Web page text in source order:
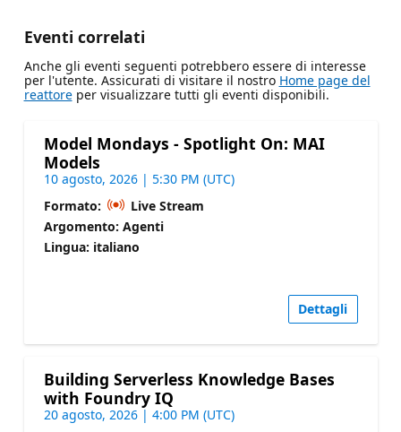
Eventi correlati
Anche gli eventi seguenti potrebbero essere di interesse
per l'utente. Assicurati di visitare il nostro Home page del
reattoreper visualizzare tutti gli eventi disponibili.
Model Mondays - Spotlight On: MAI
Models
10 agosto, 2026 | 5:30 PM (UTC)
Formato:
Live Stream
Argomento: Agenti
Lingua: italiano
Dettagli
Building Serverless Knowledge Bases
with Foundry IQ
20 agosto, 2026 | 4:00 PM (UTC)